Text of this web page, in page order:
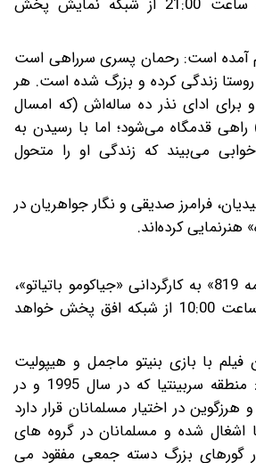
آمده است: رحمان پسری سرراهی است
زندگی کرده و بزرگ شده است. هر
برای ادای نذر ده ساله‌اش (که امسال
قدمگاه می‌شود؛ اما با رسیدن به
خوابی می‌بیند که زندگی او را متحول
فرامرز صدیقی و نگار جواهریان در
هنرنمایی کرده‌اند.
فیلم سینمایی «قطعنامه 819» به کارگردانی «جیاکومو باتیاتو»،
جمعه 15 خرداد ماه ساعت 10:00 از شبکه افق پخش خواهد
با بازی بنیتو ماجمل و هیپولیت
جیراردوت آمده است: منطقه سربینتیا که در سال 1995 و در
در اختیار مسلمانان قرار دارد
شده و مسلمانان در گروه های
گورهای بزرگ دسته جمعی مفقود می